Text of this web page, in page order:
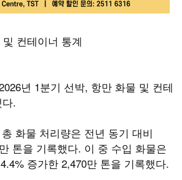
컨테이너 통계
년 1분기 선박, 항만 화물 및 컨테
.
화물 처리량은 전년 동기 대비
만 톤을 기록했다. 이 중 수입 화물은
4.4% 증가한 2,470만 톤을 기록했다.